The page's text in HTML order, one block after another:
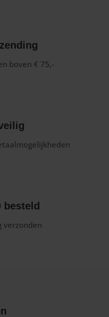
boven € 75,-
besteld
verzonden